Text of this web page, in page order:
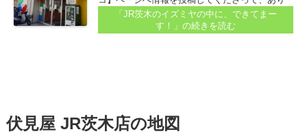
がとうございます！ なかなか、すべての投稿に
お応えできていなくて、ゴメンナサイ...
「JR茨木のイズミヤの中に、できてまー
す！」 の続きを読む
伏見屋 JR茨木店の地図